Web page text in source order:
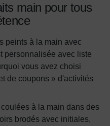
main pour tous
peints à la main avec
personnalisée avec liste
vous avez choisi
de coupons » d'activités
à la main dans des
brodés avec initiales,